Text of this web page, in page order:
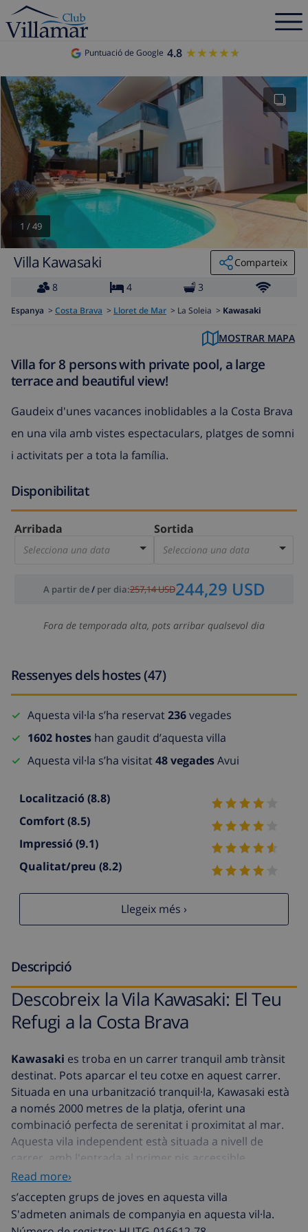
Puntuació de Google 4.8 ★★★★★
★★★★★
1 /49
Villa Kawasaki
Comparteix
8
4 3
Espanya > Costa Brava > Lloret de Mar > La Soleia > Kawasaki
MOSTRAR MAPA
Villa for 8 persons with private pool, a large
terrace and beautiful view!
Gaudeix d'unes vacances inoblidables a la Costa Brava
en una vila amb vistes espectaculars, platges de somni
i activitats per a tota la família.
Disponibilitat
Arribada
Selecciona una data
Sortida
Selecciona una data
A partir de/ per dia:257,14 USD244,29 USD
Fora de temporada alta, pots arribar qualsevol dia
Ressenyes dels hostes (47)
Aquesta vil·la s’ha reservat236vegades
1602 hostes han gaudit d’aquesta villa
Aquesta vil·la s’ha visitat48 vegadesAvui
Localització (8.8)
Comfort(8.5)
Impressió (9.1)
Qualitat/preu (8.2)
Llegeix més ›
Descripció
Descobreix la Vila Kawasaki: El Teu
Refugi a la Costa Brava
Kawasaki es troba en un carrer tranquil amb trànsit
destinat. Pots aparcar el teu cotxe en aquest carrer.
Situada en una urbanització tranquil·la, Kawasaki està
a només 2000 metres de la platja, oferint una
combinació perfecta de serenitat i proximitat al mar.
Aquesta vila independent està situada a nivell de
carrer, amb l'entrada al primer pis accessible
mitjançant unes escales curtes.
Kawasaki
és una vila completament independent amb
una piscina privada, ideal per a famílies amb nens
Read more›
s’accepten grups de joves en aquesta villa
S'admeten animals de companyia en aquesta vil·la.